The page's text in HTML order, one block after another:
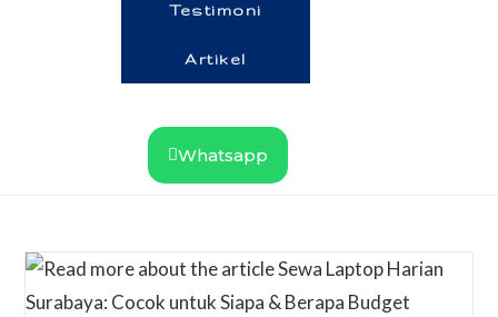
Testimoni
Artikel
Whatsapp